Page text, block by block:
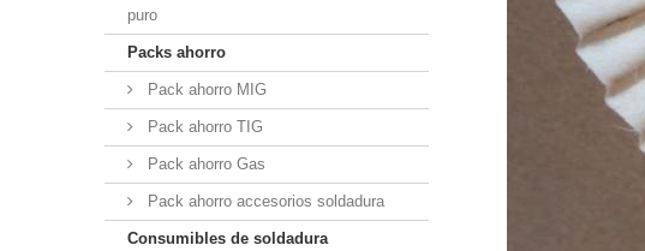
puro
Packs ahorro
Pack ahorro MIG
Pack ahorro TIG
Pack ahorro Gas
Pack ahorro accesorios soldadura
Consumibles de soldadura